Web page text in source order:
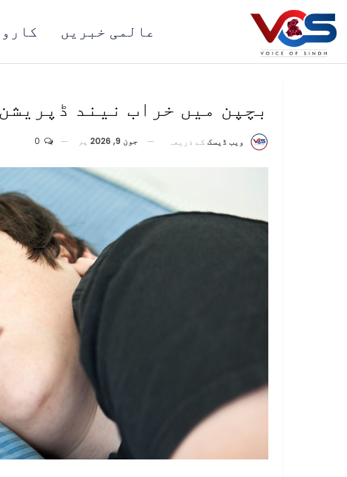
عالمی خبریں
بچپن میں خراب نیند
ویب ڈیسک کے ذریعہ جون 9, 2026 پر